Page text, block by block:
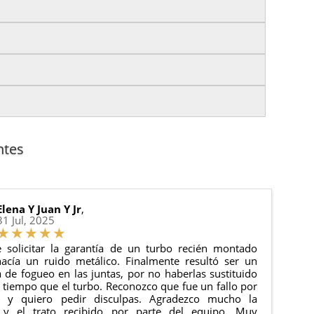
generales
del pedido para que puedas localizar tu paquete
de tu pedido.
Y Juan Y Jr,
Jul, 2025
solicitar la garantía de un turbo recién montado
un ruido metálico. Finalmente resultó ser un
de fogueo en las juntas, por no haberlas sustituido
que el turbo. Reconozco que fue un fallo por
y quiero pedir disculpas. Agradezco mucho la
y el trato recibido por parte del equipo. Muy